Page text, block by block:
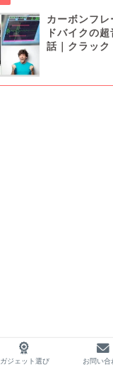
カーボンフ
ドバイクの
話｜クラック
ガジェット選び お問い合